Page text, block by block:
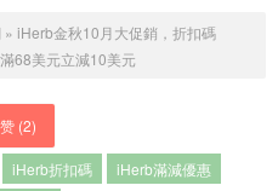
» iHerb金秋10月大促銷，折扣碼
68美元立減10美元
赞 (2)
iHerb折扣碼
iHerb滿減優惠